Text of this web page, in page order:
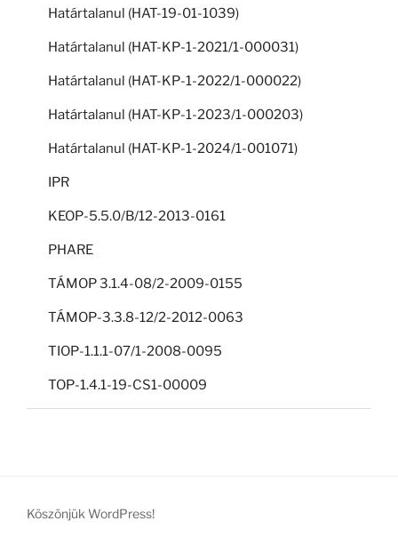
Határtalanul (HAT-19-01-1039)
Határtalanul (HAT-KP-1-2021/1-000031)
Határtalanul (HAT-KP-1-2022/1-000022)
Határtalanul (HAT-KP-1-2023/1-000203)
Határtalanul (HAT-KP-1-2024/1-001071)
IPR
KEOP-5.5.0/B/12-2013-0161
PHARE
TÁMOP 3.1.4-08/2-2009-0155
TÁMOP-3.3.8-12/2-2012-0063
TIOP-1.1.1-07/1-2008-0095
TOP-1.4.1-19-CS1-00009
Köszönjük WordPress!